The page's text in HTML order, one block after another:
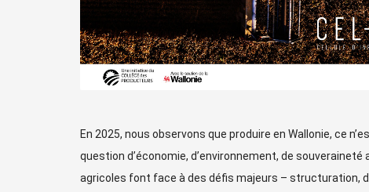
En 2025, nous observons que produire en Wallonie, ce
question d’économie, d’environnement, de
agricoles font face à des défis majeurs – structuration,